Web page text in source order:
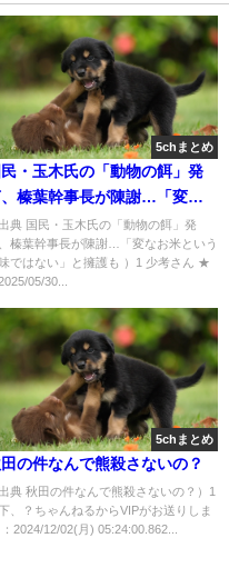
5chまとめ
民・玉木氏の「動物の餌」発
榛葉幹事長が陳謝…「変な
米という意味ではない」と擁
護も [少考さん★]
出典 国民・玉木氏の「動物の餌」発
榛葉幹事長が陳謝…「変なお米という
ではない」と擁護も ）1 少考さん ★
05/30...
5chまとめ
の件なんで熊殺さないの？
出典 秋田の件なんで熊殺さないの？）1
、？ちゃんねるからVIPがお送りしま
2024/12/02(月) 05:24:00.862...